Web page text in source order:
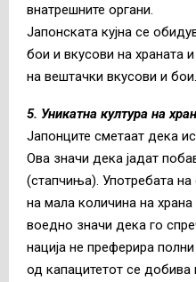
внатрешните органи.
Јапонската кујна се
бои и вкусови на храната
на вештачки вкусови и бои.
5. Уникатна култура на
Јапонците сметаат дека
Ова значи дека јадат
(стапчиња). Употребата
на мала количина на
воедно значи дека го
нација не преферира
од капацитетот се